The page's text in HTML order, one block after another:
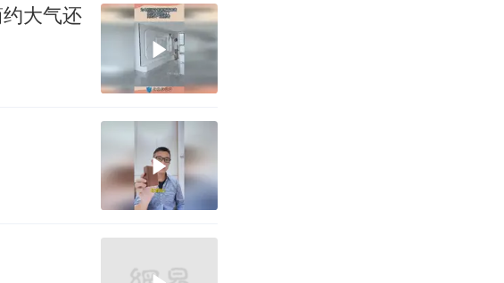
大气还